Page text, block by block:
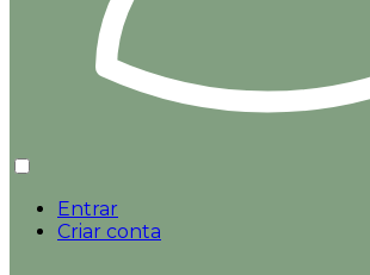
Entrar
Criar conta